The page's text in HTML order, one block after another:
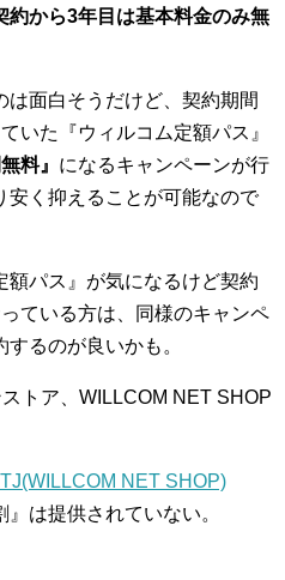
約から3年目は基本料金のみ無
は面白そうだけど、契約期間
いた『ウィルコム定額パス』
料』 になるキャンペーンが行
安く抑えることが可能なので
額パス』が気になるけど契約
ている方は、同様のキャンペ
るのが良いかも。
トア、WILLCOM NET SHOP
NET SHOP)
は提供されていない。